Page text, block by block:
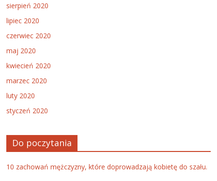
sierpień 2020
lipiec 2020
czerwiec 2020
maj 2020
kwiecień 2020
marzec 2020
luty 2020
styczeń 2020
Do poczytania
10 zachowań mężczyzny, które doprowadzają kobietę do szału.